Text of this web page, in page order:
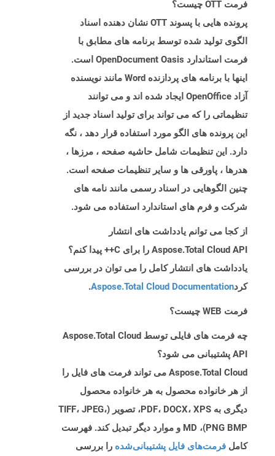
فرمت OTT چیست؟
پرونده هایی با پسوند OTT نشان دهنده اسناد
الگوی تولید شده توسط برنامه های مطابق با
فرمت استاندارد OpenDocument Oasis است.
اینها با برنامه های پردازنده Word مانند نویسنده
آزاد OpenOffice ایجاد شده اند و می توانند
تنظیماتی را که می تواند برای تولید اسناد جدید از
این پرونده های الگو مورد استفاده قرار دهد ، نگه
دارد. این تنظیمات شامل حاشیه صفحه ، مرزها ،
هدرها ، پاورقی ها و سایر تنظیمات صفحه است.
چنین الگوهایی در اسناد رسمی مانند نامه های
شرکت و فرم های استاندارد استفاده می شود.
از کجا می توانم یادداشت های انتشار
Aspose.Total Cloud API را برای C++ پیدا کنم؟
یادداشت های انتشار کامل را می توان در بررسی
کردAspose.Total Cloud Documentation
.
فرمت WEB چیست؟
چه فرمت های فایلی توسط Aspose.Total Cloud
API پشتیبانی می شود؟
Aspose.Total Cloud می تواند فرمت های فایل را
از هر خانواده محصول به هر خانواده محصول
دیگری به PDF، DOCX، XPS، تصویر (TIFF، JPEG،
PNG BMP)، MD و موارد دیگر تبدیل کند. فهرست
کامل فرمت‌های فایل پشتیبانی‌شده را بررسی